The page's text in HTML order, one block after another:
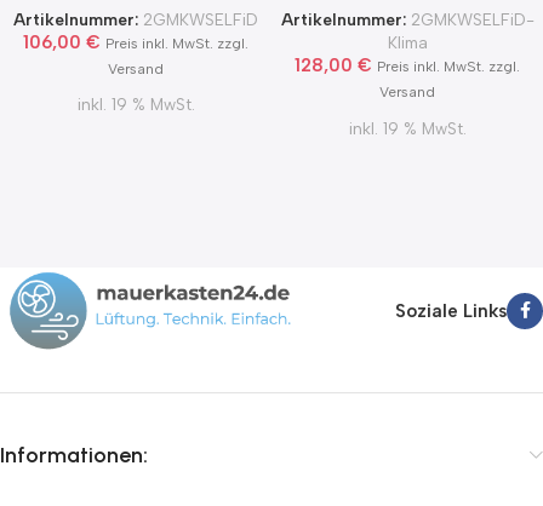
Zertifikat Ø100, 125, 150
2Grad MKWSELFiD
Artikelnummer: 2GMKWSELFiD
106,00 € Preis inkl. MwSt. zzgl.
Versand
inkl. 19 % MwSt.
MKWSELFiD
Artikelnummer: 2GMKWSELFiD-
Klima
128,00 € Preis inkl. MwSt. zzgl.
Versand
inkl. 19 % MwSt.
Soziale Links
Informationen: